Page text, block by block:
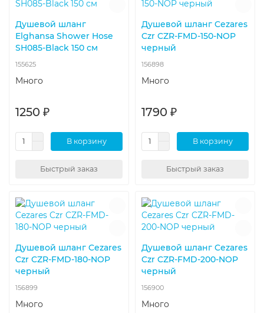
Душевой шланг
Elghansa Shower Hose
SH085-Black 150 см
155625
Много
1250 ₽
В корзину
Быстрый заказ
Душевой шланг Cezares
Czr CZR-FMD-150-NOP
черный
156898
Много
1790 ₽
В корзину
Быстрый заказ
Душевой шланг Cezares
Czr CZR-FMD-180-NOP
черный
156899
Много
Душевой шланг Cezares
Czr CZR-FMD-200-NOP
черный
156900
Много